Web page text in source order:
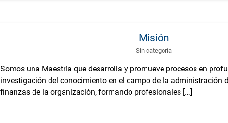
Misión
Sin categoría
Somos una Maestría que desarrolla y promueve procesos en
investigación del conocimiento en el campo de la administración
finanzas de la organización, formando profesionales […]